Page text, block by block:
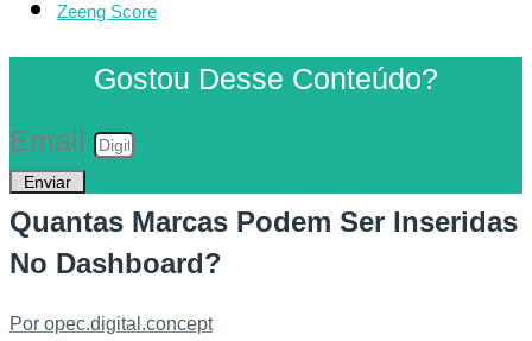
Zeeng Score
Gostou Desse Conteúdo?
Email
Enviar
Quantas Marcas Podem Ser Inseridas
No Dashboard?
Por opec.digital.concept